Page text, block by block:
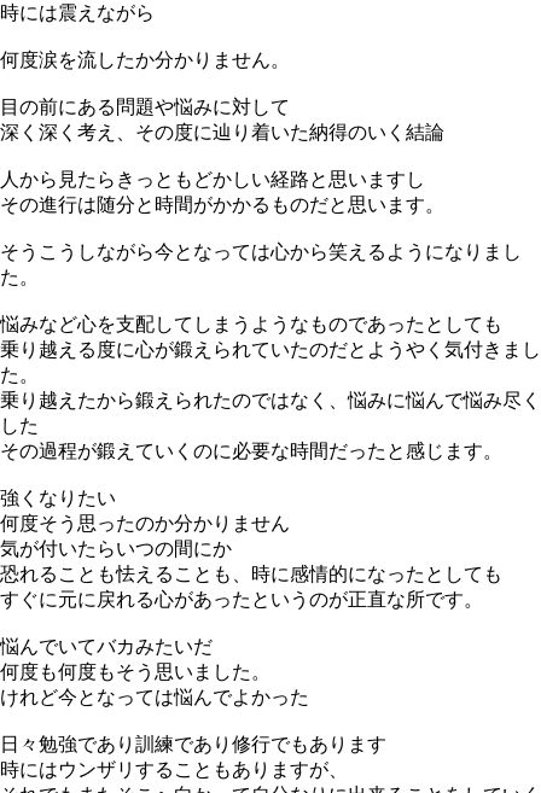
時には震えながら
何度涙を流したか分かりません。
目の前にある問題や悩みに対して
深く深く考え、その度に辿り着いた納得のいく結論
人から見たらきっともどかしい経路と思いますし
その進行は随分と時間がかかるものだと思います。
そうこうしながら今となっては心から笑えるようになりまし
た。
悩みなど心を支配してしまうようなものであったとしても
乗り越える度に心が鍛えられていたのだとようやく気付きまし
た。
乗り越えたから鍛えられたのではなく、悩みに悩んで悩み尽く
した
その過程が鍛えていくのに必要な時間だったと感じます。
強くなりたい
何度そう思ったのか分かりません
気が付いたらいつの間にか
恐れることも怯えることも、時に感情的になったとしても
すぐに元に戻れる心があったというのが正直な所です。
悩んでいてバカみたいだ
何度も何度もそう思いました。
けれど今となっては悩んでよかった
日々勉強であり訓練であり修行でもあります
時にはウンザリすることもありますが、